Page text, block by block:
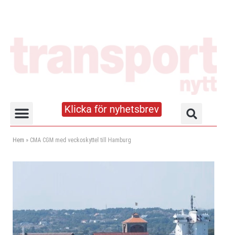
Klicka för nyhetsbrev
Hem » CMA CGM med veckoskyttel till Hamburg